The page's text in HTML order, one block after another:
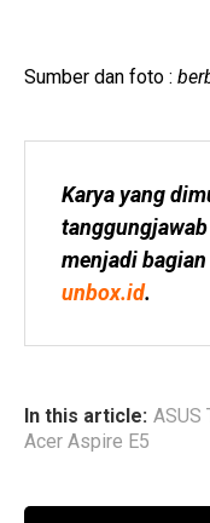
Sumber dan foto :
Karya yang
unbox.id.
In this article: ASUS
Acer Aspire E5